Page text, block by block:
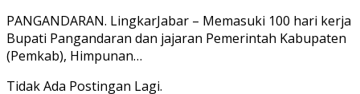
PANGANDARAN. LingkarJabar – Memasuki 100 hari kerja
Bupati Pangandaran dan jajaran Pemerintah Kabupaten
(Pemkab), Himpunan…
Tidak Ada Postingan Lagi.